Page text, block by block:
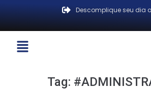
Descomplique seu dia
Tag: